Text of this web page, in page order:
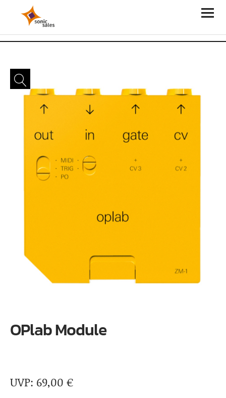
Sonic Sales
OPlab Module
69,00 €